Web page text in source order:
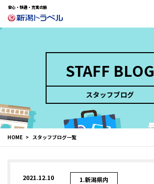
安心・快適・充実の旅
STAFF BLOG
スタッフブログ
HOME スタッフブログ一覧
2021.12.10 1.新潟県内